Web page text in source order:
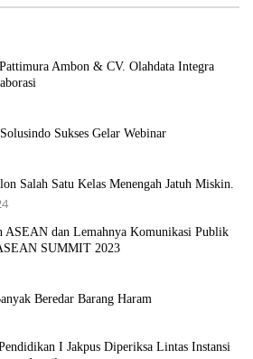
Ambon & CV. Olahdata Integra
Sukses Gelar Webinar
Salah Satu Kelas Menengah Jatuh Miskin.
ASEAN dan Lemahnya Komunikasi Publik
SUMMIT 2023
Beredar Barang Haram
I Jakpus Diperiksa Lintas Instansi